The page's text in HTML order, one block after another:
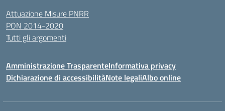
Attuazione Misure PNRR
PON 2014-2020
Tutti gli argomenti
Amministrazione TrasparenteInformativa privacy
Dichiarazione di accessibilitàNote legaliAlbo online